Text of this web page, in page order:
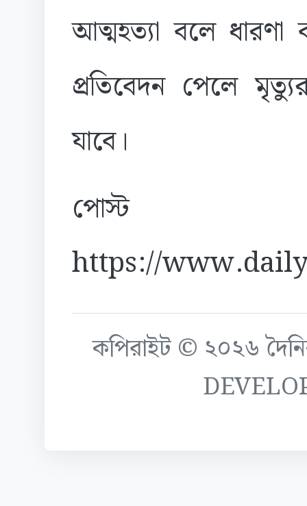
আত্মহত্যা বলে ধারণা
প্রতিবেদন পেলে
যাবে।
https://
কপিরাইট © ২০২৬